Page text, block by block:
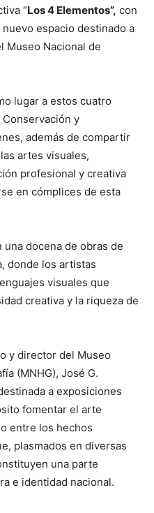
“Los 4 Elementos”, con
espacio destinado a
Museo Nacional de
lugar a estos cuatro
y
además de compartir
artes visuales,
profesional y creativa
en cómplices de esta
una docena de obras de
donde los artistas
visuales que
creativa y la riqueza de
y director del Museo
(MNHG), José G.
a exposiciones
fomentar el arte
entre los hechos
plasmados en diversas
una parte
e identidad nacional.